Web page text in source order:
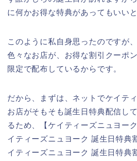
に何かお得な特典があってもいい
このように私自身思ったのですが
色々なお店が、お得な割引クーポ
限定で配布しているからです。
だから、まずは、ネットでケイテ
お店がそもそも誕生日特典配信し
るため、【ケイティーズニュヨー
イティーズニュヨーク 誕生日特典
イティーズニュヨーク 誕生日特典